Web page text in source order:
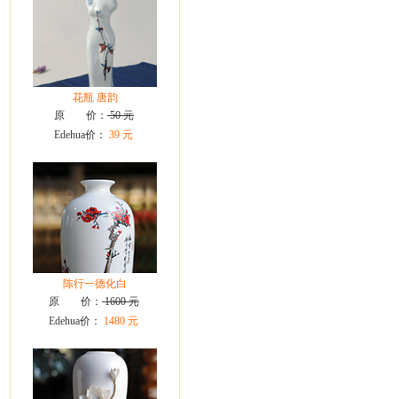
花瓶 唐韵
原 价： 50 元
Edehua价： 39 元
陈行一德化白
原 价： 1600 元
Edehua价：
1480 元